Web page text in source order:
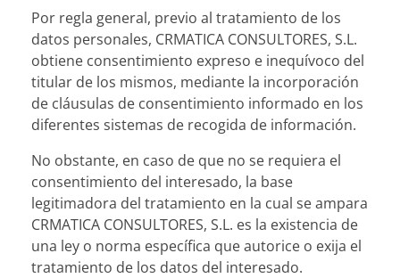
Por regla general, previo al tratamiento de los
datos personales, CRMATICA CONSULTORES, S.L.
obtiene consentimiento expreso e inequívoco del
titular de los mismos, mediante la incorporación
de cláusulas de consentimiento informado en los
diferentes sistemas de recogida de información.
No obstante, en caso de que no se requiera el
consentimiento del interesado, la base
legitimadora del tratamiento en la cual se ampara
CRMATICA CONSULTORES, S.L. es la existencia de
una ley o norma específica que autorice o exija el
tratamiento de los datos del interesado.